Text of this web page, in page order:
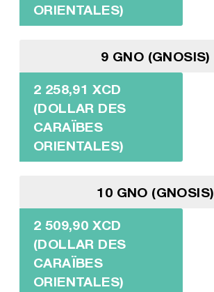
ORIENTALES)
9 GNO (GNOSIS)
2 258,91 XCD
(DOLLAR DES
CARAÏBES
ORIENTALES)
10 GNO (GNOSIS)
2 509,90 XCD
(DOLLAR DES
CARAÏBES
ORIENTALES)